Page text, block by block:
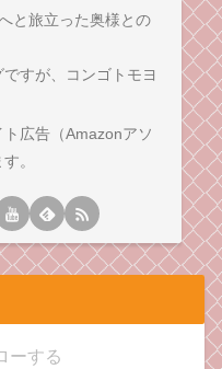
と旅立った奥様との
すが、コンゴトモヨ
広告（Amazonアソ
。
ーする